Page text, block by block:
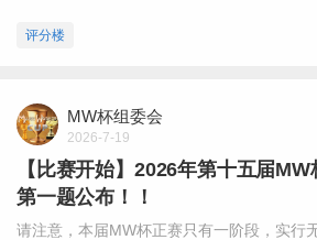
评分楼
MW杯组委会
2026-7-19
【比赛开始】2026年第十五届
第一题公布！！
请注意，本届MW杯正赛只有一阶段，实行